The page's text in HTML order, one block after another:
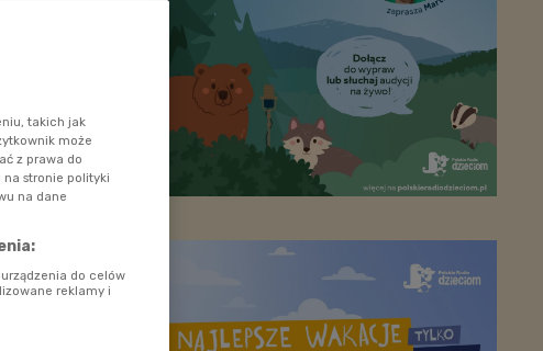
takich jak
może
z prawa do
stronie polityki
na dane
do celów
reklamy i